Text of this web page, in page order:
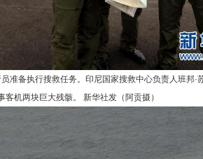
备执行搜救任务。印尼国家搜救中心负责人班邦·
机两块巨大残骸。 新华社发（阿贡摄）